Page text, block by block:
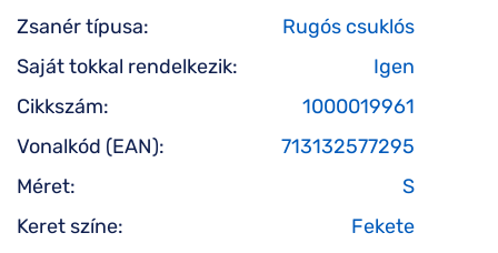
Zsanér típusa:
Rugós csuklós
Saját tokkal rendelkezik:
Igen
Cikkszám:
1000019961
Vonalkód (EAN):
713132577295
Méret:
S
Keret színe:
Fekete